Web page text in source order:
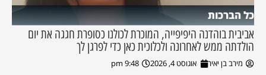
כל הברכות
אביבית בוהדנה היפיפייה, המוכרת לכולנו כסופרת חגגה את יום
הולדתה ממש לאחרונה ולכלוכית כאן כדי לפרגן לך
מירב בן יאיר אוגוסט 4, 2026 9:48 pm